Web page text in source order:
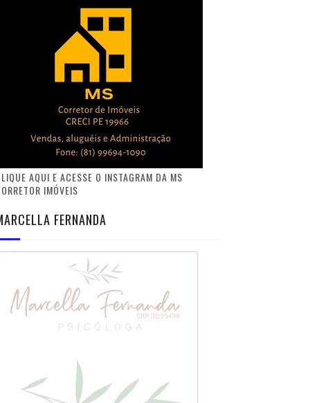
AQUI E ACESSE O INSTAGRAM DA MS
IMÓVEIS
FERNANDA